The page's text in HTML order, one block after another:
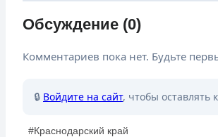
Обсуждение (0)
Комментариев пока нет. Будьте
🔒 Войдите на сайт, чтобы оставлять
#Краснодарский край